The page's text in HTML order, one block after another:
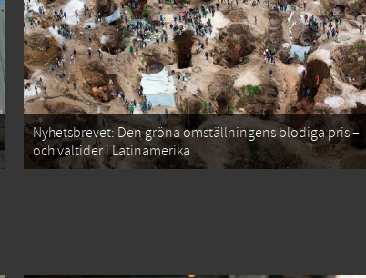
Nyhetsbrevet: Den gröna omställningens blodiga pris –
och valtider i Latinamerika